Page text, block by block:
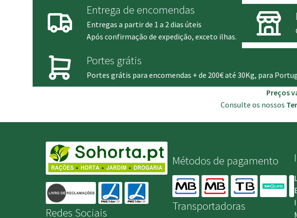
Entrega de encomendas
Entregas a partir de 1 a 2 dias úteis
Após confirmação de expedição, exceto ilhas.
Portes grátis
Portes grátis para encomendas + de 200€ até 30Kg, para
Preços
Consulte os nossos
Redes Sociais
Métodos de pagamento
Transportadoras